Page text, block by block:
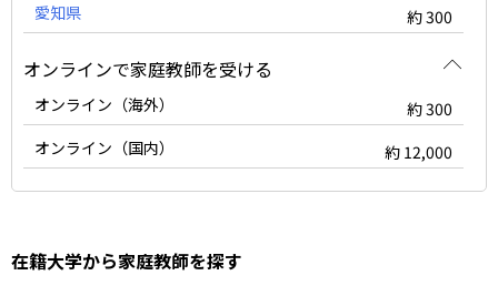
愛知県
約 300
オンラインで家庭教師を受ける
オンライン（海外）
約 300
オンライン（国内）
約 12,000
在籍大学から家庭教師を探す